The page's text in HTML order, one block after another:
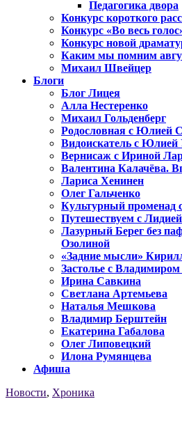
Педагогика двора
Конкурс короткого
Конкурс «Во весь
Конкурс новой
Каким мы помним
Михаил Швейцер
Блоги
Блог Лицея
Алла Нестеренко
Михаил Гольденберг
Родословная с Юлией
Видоискатель с
Вернисаж с Ириной
Валентина Калачёва.
Лариса Хенинен
Олег Гальченко
Культурный променад
Путешествуем с
Лазурный Берег без
Озолиной
«Задние мысли»
Застолье с
Ирина Савкина
Светлана Артемьева
Наталья Мешкова
Владимир Берштейн
Екатерина Габалова
Олег Липовецкий
Илона Румянцева
Афиша
Новости, Хроника